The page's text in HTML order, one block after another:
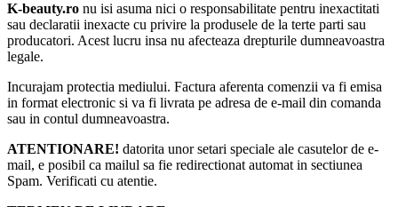
K-beauty.ro nu isi asuma nici o responsabilitate pentru inexactitati
sau declaratii inexacte cu privire la produsele de la terte parti sau
producatori. Acest lucru insa nu afecteaza drepturile dumneavoastra
legale.
Incurajam protectia mediului. Factura aferenta comenzii va fi emisa
in format electronic si va fi livrata pe adresa de e-mail din comanda
sau in contul dumneavoastra.
ATENTIONARE! datorita unor setari speciale ale casutelor de e-
mail, e posibil ca mailul sa fie redirectionat automat in sectiunea
Spam. Verificati cu atentie.